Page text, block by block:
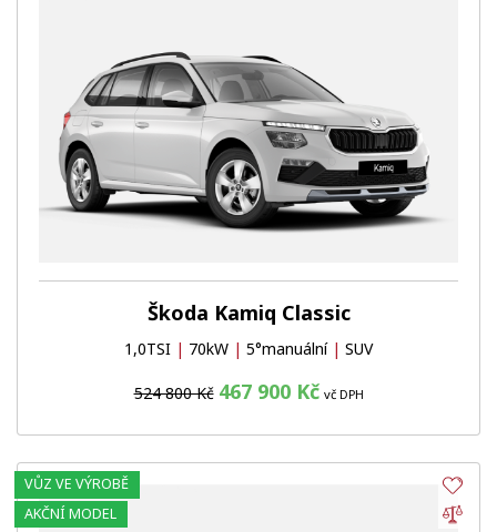
Škoda Kamiq Classic
1,0TSI | 70kW | 5°manuální | SUV
524 800 Kč 467 900 Kč vč DPH
VŮZ VE VÝROBĚ
AKČNÍ MODEL